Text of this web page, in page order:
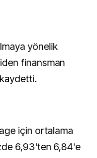
yönelik
finansman
için ortalama
6,93'ten 6,84'e